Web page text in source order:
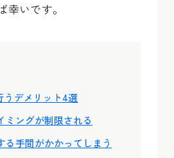
幸いです。
うデメリット4選
ミングが制限される
る手間がかかってしまう